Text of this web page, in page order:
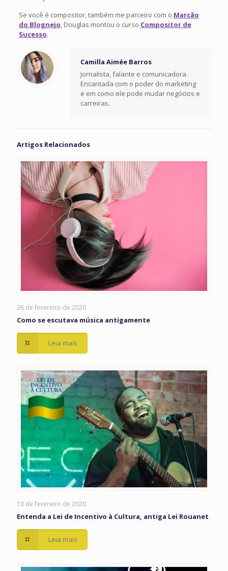
Se você é compositor, também me parceiro com o Marcão
do Blognejo, Douglas montou o curso Compositor de
Sucesso.
Camilla Aimée Barros
Jornalista, falante e comunicadora.
Encantada com o poder do marketing
e em como ele pode mudar negócios e
carreiras.
Artigos Relacionados
26 de fevereiro de 2020
Como se escutava música antigamente
Leia mais
10 de fevereiro de 2020
Entenda a Lei de Incentivo à Cultura, antiga Lei Rouanet
Leia mais